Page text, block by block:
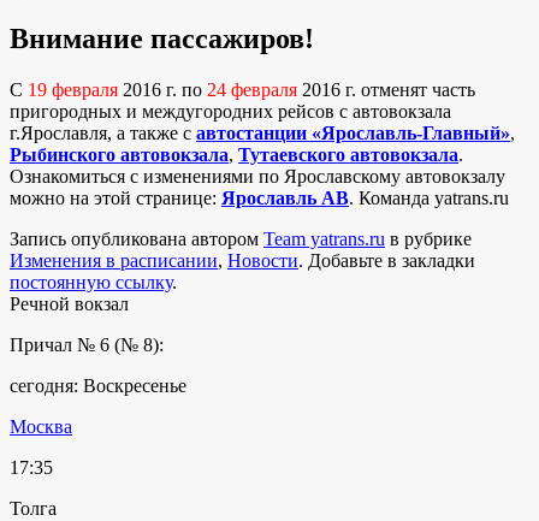
Внимание пассажиров!
С 19 февраля 2016 г. по 24 февраля 2016 г. отменят часть
пригородных и междугородних рейсов с автовокзала
г.Ярославля, а также с автостанции «Ярославль-Главный»,
Рыбинского автовокзала, Тутаевского автовокзала.
Ознакомиться с изменениями по Ярославскому автовокзалу
можно на этой странице: Ярославль АВ. Команда yatrans.ru
Запись опубликована автором Team yatrans.ru в рубрике
Изменения в расписании, Новости. Добавьте в закладки
постоянную ссылку.
Речной вокзал
Причал № 6 (№ 8):
сегодня: Воскресенье
Москва
17:35
Толга